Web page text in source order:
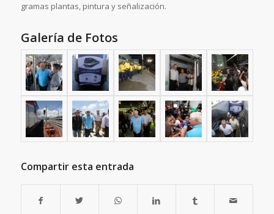
gramas plantas, pintura y señalización.
Galería de Fotos
Compartir esta entrada